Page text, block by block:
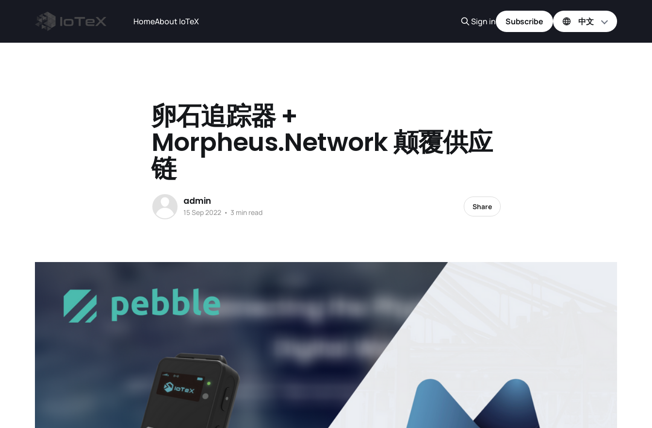
HomeAbout IoTeX Sign in Subscribe
卵石追踪器 +
Morpheus.Network 颠覆供应
链
admin
15 Sep 2022 • 3 min read
Share